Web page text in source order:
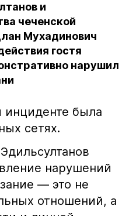
и
чеченской
Мухадинович
гостя
нарушил
была
сетях.
нарушений
— это не
отношений, а